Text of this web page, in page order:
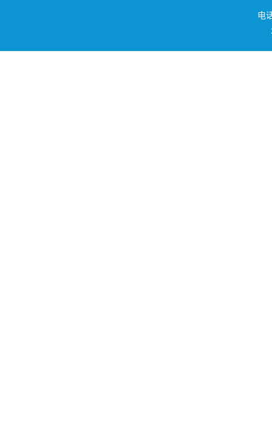
电